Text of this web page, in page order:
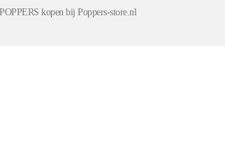
kopen bij Poppers-store.nl